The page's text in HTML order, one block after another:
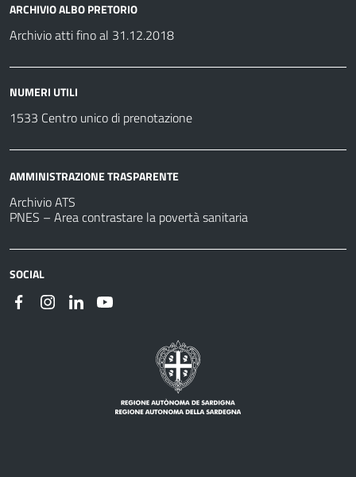
ARCHIVIO ALBO PRETORIO
Archivio atti fino al 31.12.2018
NUMERI UTILI
1533 Centro unico di prenotazione
AMMINISTRAZIONE TRASPARENTE
Archivio ATS
PNES – Area contrastare la povertà sanitaria
SOCIAL